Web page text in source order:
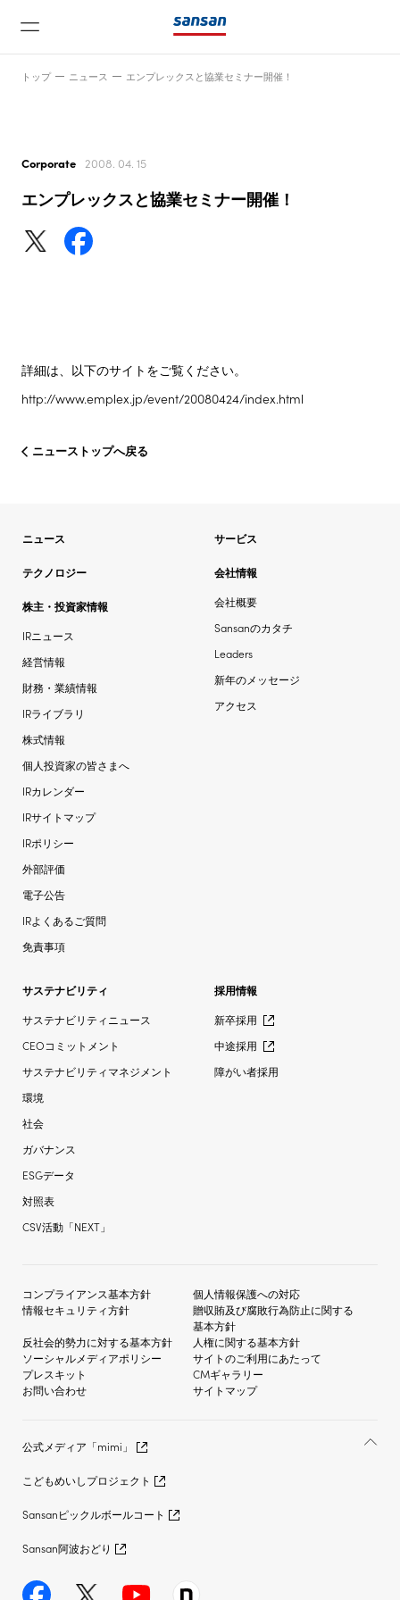
会社情報
採用情報
トップ ニュース エンプレックスと協業セミナー開催！
Corporate 2008. 04. 15
エンプレックスと協業セミナー開催！
詳細は、以下のサイトをご覧ください。
http://www.emplex.jp/event/20080424/index.html
ニューストップへ戻る
ニュース サービス
テクノロジー
会社情報
会社概要
Sansanのカタチ
Leaders
新年のメッセージ
アクセス
株主・投資家情報
IRニュース
経営情報
財務・業績情報
IRライブラリ
株式情報
個人投資家の皆さまへ
IRカレンダー
IRサイトマップ
IRポリシー
外部評価
電子公告
IRよくあるご質問
免責事項
サステナビリティ
サステナビリティニュース
CEOコミットメント
サステナビリティマネジメント
環境
社会
ガバナンス
ESGデータ
対照表
CSV活動「NEXT」
採用情報
新卒採用
中途採用
障がい者採用
コンプライアンス基本方針
個人情報保護への対応
情報セキュリティ方針
贈収賄及び腐敗行為防止に関する
基本方針
反社会的勢力に対する基本方針
人権に関する基本方針
ソーシャルメディアポリシー
サイトのご利用にあたって
プレスキット
CMギャラリー
お問い合わせ
サイトマップ
公式メディア「mimi」
こどもめいしプロジェクト
Sansanピックルボールコート
Sansan阿波おどり